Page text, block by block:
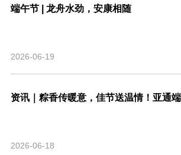
端午节 | 龙舟水劲，安康相随
2026-06-19
2026-06-18